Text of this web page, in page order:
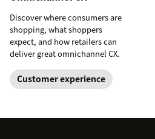
Discover where consumers are
shopping, what shoppers
expect, and how retailers can
deliver great omnichannel CX.
Customer experience